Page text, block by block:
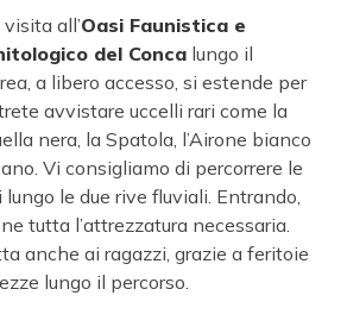
all’Oasi Faunistica e
del Conca lungo il
a libero accesso, si estende per
avvistare uccelli rari come la
nera, la Spatola, l’Airone bianco
Vi consigliamo di percorrere le
le due rive fluviali. Entrando,
tutta l’attrezzatura necessaria.
anche ai ragazzi, grazie a feritoie
lungo il percorso.